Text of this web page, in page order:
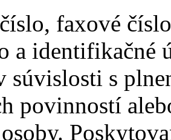
faxové
a identifikačné
súvislosti s
povinností